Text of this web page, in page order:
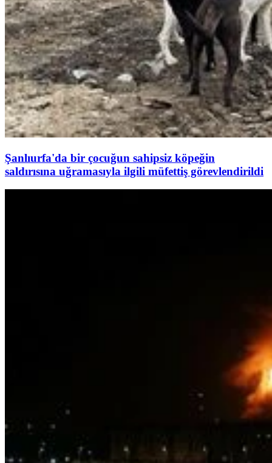
Şanlıurfa'da bir çocuğun sahipsiz köpeğin
saldırısına uğramasıyla ilgili müfettiş görevlendirildi